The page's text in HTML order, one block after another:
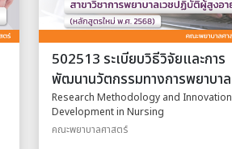
502513 ระเบียบวิธีวิจัยและการ
พัฒนานวัตกรรมทางการพยาบาล
Research Methodology and Innovation
Development in Nursing
คณะพยาบาลศาสตร์